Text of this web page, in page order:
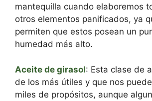
mantequilla cuando elaboremos
otros elementos panificados, ya
permiten que estos posean un
humedad más alto.
Aceite de girasol: Esta clase de
de los más útiles y que nos
miles de propósitos, aunque